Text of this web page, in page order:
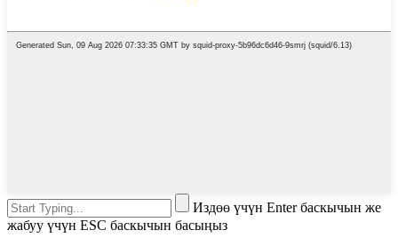
Издөө үчүн Enter баскычын же
жабуу үчүн ESC баскычын басыңыз